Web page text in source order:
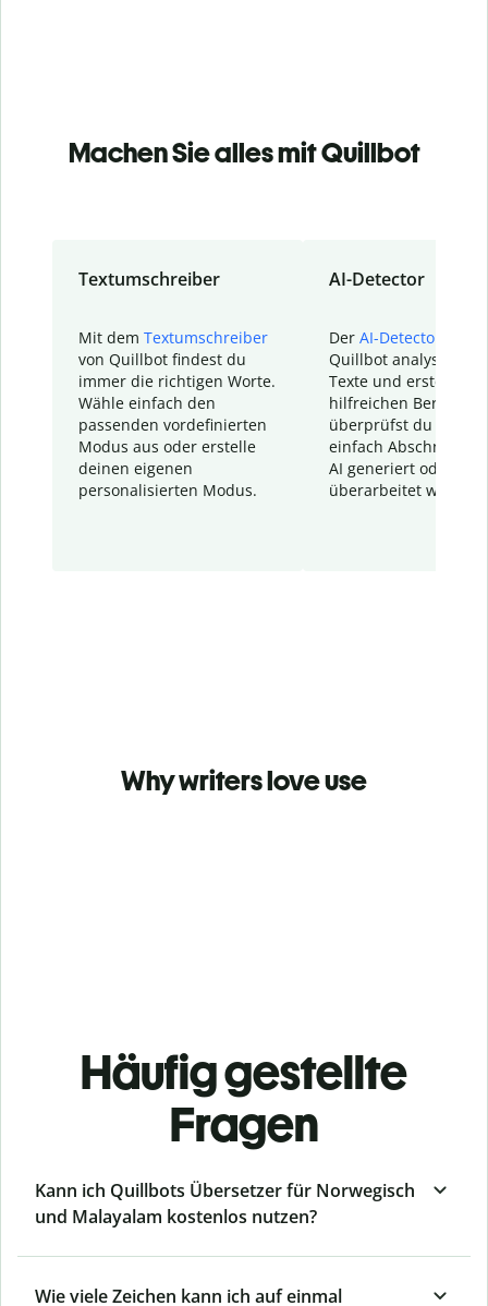
Machen Sie alles mit Quillbot
Textumschreiber
Mit dem Textumschreiber
von Quillbot findest du
immer die richtigen Worte.
Wähle einfach den
passenden vordefinierten
Modus aus oder erstelle
deinen eigenen
personalisierten Modus.
AI-Detector
Der AI-Detector
Quillbot analysiert
Texte und erstellt
hilfreichen Bericht.
überprüfst du
einfach Abschnitte,
AI generiert oder
überarbeitet wurden.
Why writers love use
Häufig gestellte
Fragen
Kann ich Quillbots Übersetzer für Norwegisch
und Malayalam kostenlos nutzen?
Wie viele Zeichen kann ich auf einmal